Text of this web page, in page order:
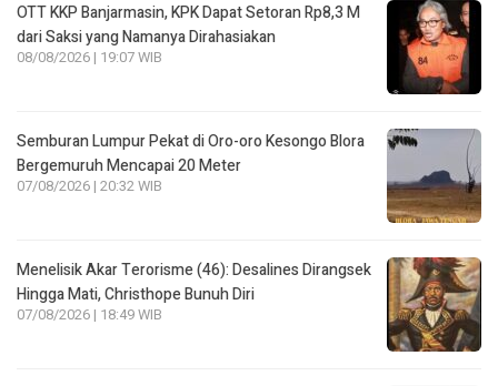
OTT KKP Banjarmasin, KPK Dapat Setoran Rp8,3 M
dari Saksi yang Namanya Dirahasiakan
08/08/2026 | 19:07 WIB
Semburan Lumpur Pekat di Oro-oro Kesongo Blora
Bergemuruh Mencapai 20 Meter
07/08/2026 | 20:32 WIB
Menelisik Akar Terorisme (46): Desalines Dirangsek
Hingga Mati, Christhope Bunuh Diri
07/08/2026 | 18:49 WIB